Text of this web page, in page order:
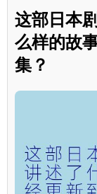
这部日本
么样的故
集？